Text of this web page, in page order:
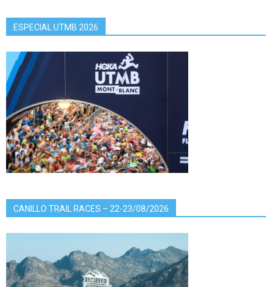
ESPECIAL UTMB 2026
CANILLO TRAIL RACES – 22-23/08/2026